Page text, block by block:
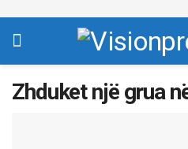
Zhduket një grua